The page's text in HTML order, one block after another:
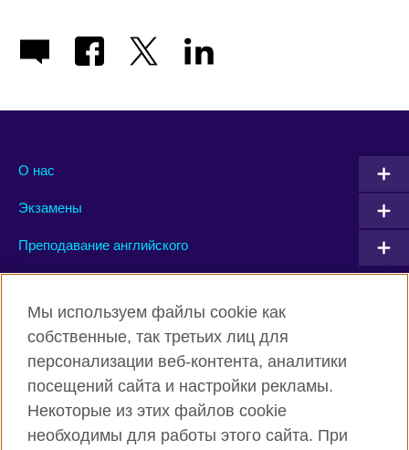
О нас
Экзамены
Преподавание английского
Facebook Twitter
Instagram YouTube
Мы используем файлы cookie как
собственные, так третьих лиц для
персонализации веб-контента, аналитики
посещений сайта и настройки рекламы.
Некоторые из этих файлов cookie
необходимы для работы этого сайта. При